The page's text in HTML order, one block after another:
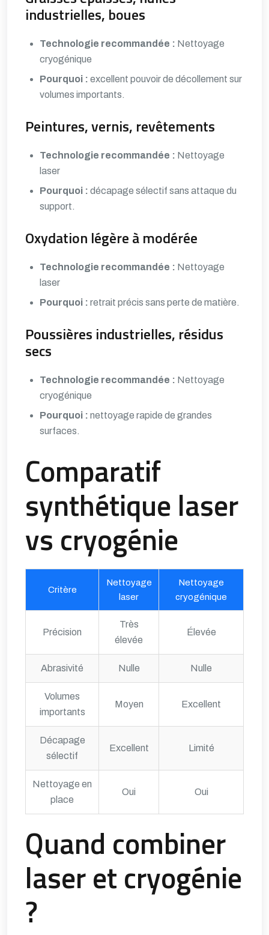
industrielles, boues
Technologie recommandée : Nettoyage
cryogénique
Pourquoi : excellent pouvoir de décollement sur
volumes importants.
Peintures, vernis, revêtements
Technologie recommandée : Nettoyage
laser
Pourquoi : décapage sélectif sans attaque du
support.
Oxydation légère à modérée
Technologie recommandée : Nettoyage
laser
Pourquoi : retrait précis sans perte de matière.
Poussières industrielles, résidus
secs
Technologie recommandée : Nettoyage
cryogénique
Pourquoi : nettoyage rapide de grandes
surfaces.
Comparatif
synthétique laser
vs cryogénie
Critère
Nettoyage
laser
Nettoyage
cryogénique
Précision
Très
élevée
Élevée
Abrasivité Nulle Nulle
Volumes
importants
Moyen Excellent
Décapage
sélectif
Excellent Limité
Nettoyage en
place
Oui Oui
Quand combiner
laser et cryogénie
?